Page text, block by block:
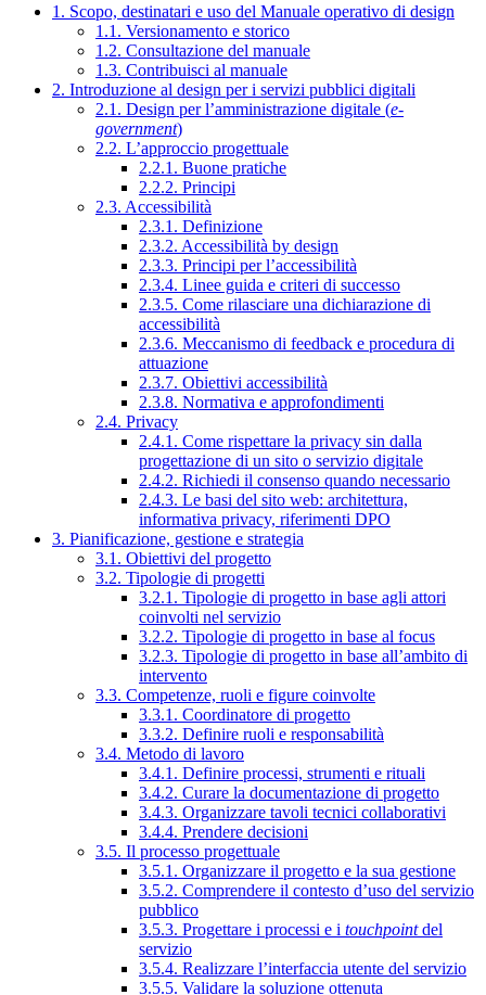
1. Scopo, destinatari e uso del Manuale operativo di design
1.1. Versionamento e storico
1.2. Consultazione del manuale
1.3. Contribuisci al manuale
2. Introduzione al design per i servizi pubblici digitali
2.1. Design per l’amministrazione digitale (e-
government)
2.2. L’approccio progettuale
2.2.1. Buone pratiche
2.2.2. Principi
2.3. Accessibilità
2.3.1. Definizione
2.3.2. Accessibilità by design
2.3.3. Principi per l’accessibilità
2.3.4. Linee guida e criteri di successo
2.3.5. Come rilasciare una dichiarazione di
accessibilità
2.3.6. Meccanismo di feedback e procedura di
attuazione
2.3.7. Obiettivi accessibilità
2.3.8. Normativa e approfondimenti
2.4. Privacy
2.4.1. Come rispettare la privacy sin dalla
progettazione di un sito o servizio digitale
2.4.2. Richiedi il consenso quando necessario
2.4.3. Le basi del sito web: architettura,
informativa privacy, riferimenti DPO
3. Pianificazione, gestione e strategia
3.1. Obiettivi del progetto
3.2. Tipologie di progetti
3.2.1. Tipologie di progetto in base agli attori
coinvolti nel servizio
3.2.2. Tipologie di progetto in base al focus
3.2.3. Tipologie di progetto in base all’ambito di
intervento
3.3. Competenze, ruoli e figure coinvolte
3.3.1. Coordinatore di progetto
3.3.2. Definire ruoli e responsabilità
3.4. Metodo di lavoro
3.4.1. Definire processi, strumenti e rituali
3.4.2. Curare la documentazione di progetto
3.4.3. Organizzare tavoli tecnici collaborativi
3.4.4. Prendere decisioni
3.5. Il processo progettuale
3.5.1. Organizzare il progetto e la sua gestione
3.5.2. Comprendere il contesto d’uso del servizio
pubblico
3.5.3. Progettare i processi e i touchpointdel
servizio
3.5.4. Realizzare l’interfaccia utente del servizio
3.5.5. Validare la soluzione ottenuta